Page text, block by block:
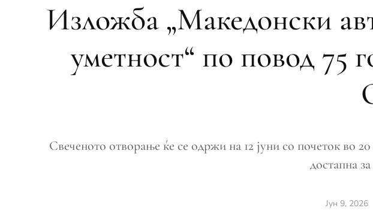
Изложба „Македонски
уметност“ по повод 75
Свеченото отворање ќе се одржи на 12 јуни со почеток во
достапна
Јун 9, 2026